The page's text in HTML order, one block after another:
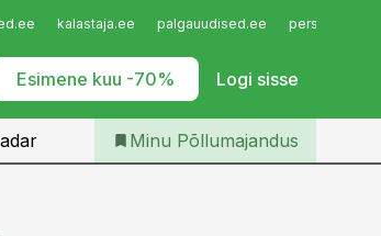
kalastaja.ee palgauudised.ee
Esimene kuu -70% Logi sisse
Iseteenindus
Telli Põllumajandus
Minu Põllumajandus